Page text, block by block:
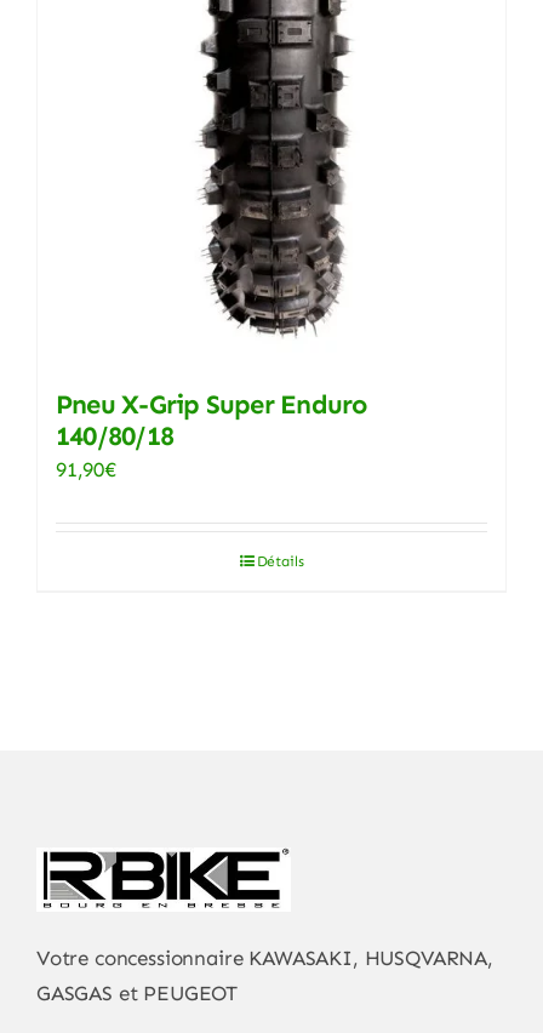
Pneu X-Grip Super Enduro
140/80/18
91,90€
Détails
Votre concessionnaire KAWASAKI, HUSQVARNA,
GASGAS et PEUGEOT